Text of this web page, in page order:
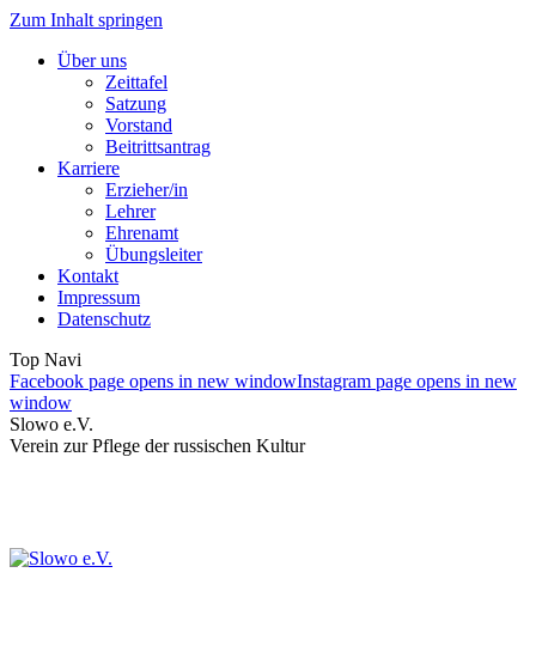
Zum Inhalt springen
Über uns
Zeittafel
Satzung
Vorstand
Beitrittsantrag
Karriere
Erzieher/in
Lehrer
Ehrenamt
Übungsleiter
Kontakt
Impressum
Datenschutz
Top Navi
Facebook page opens in new windowInstagram page opens in new
window
Slowo e.V.
Verein zur Pflege der russischen Kultur